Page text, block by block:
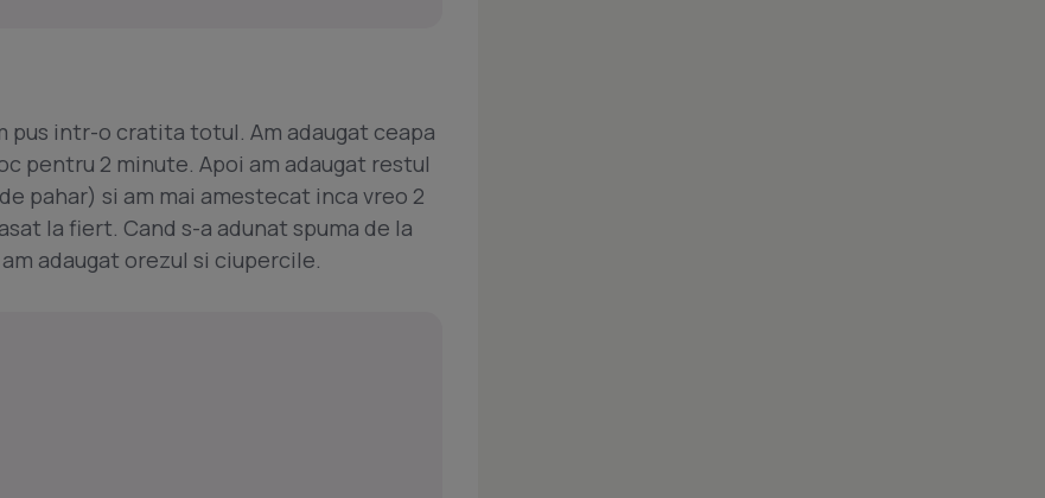
pus intr-o cratita totul. Am adaugat ceapa
pentru 2 minute. Apoi am adaugat restul
pahar) si am mai amestecat inca vreo 2
la fiert. Cand s-a adunat spuma de la
adaugat orezul si ciupercile.